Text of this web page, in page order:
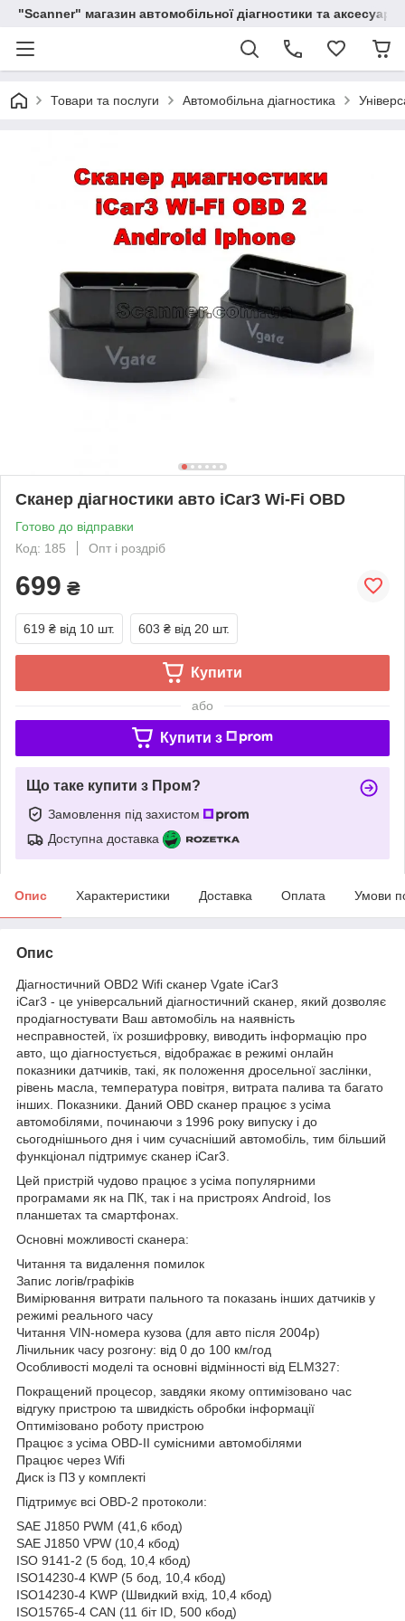
"Scanner" магазин автомобільної діагностики та аксесуарів
Товари та послуги Автомобільна діагностика
Сканер діагностики авто iCar3 Wi-Fi OBD
Готово до відправки
Код: 185
Опт і роздріб
699 ₴
619 ₴ від 10 шт. 603 ₴ від 20 шт.
Купити
або
Купити з
Що таке купити з Пром?
Замовлення під захистом
Доступна доставка
Опис Характеристики Доставка Оплата Умови
Опис
Діагностичний OBD2 Wifi сканер Vgate iCar3
iCar3 - це універсальний діагностичний сканер, який дозволяє
продіагностувати Ваш автомобіль на наявність
несправностей, їх розшифровку, виводить інформацію про
авто, що діагностується, відображає в режимі онлайн
показники датчиків, такі, як положення дросельної заслінки,
рівень масла, температура повітря, витрата палива та багато
інших. Показники. Даний OBD сканер працює з усіма
автомобілями, починаючи з 1996 року випуску і до
сьогоднішнього дня і чим сучасніший автомобіль, тим більший
функціонал підтримує сканер iCar3.
Цей пристрій чудово працює з усіма популярними
програмами як на ПК, так і на пристроях Android, Ios
планшетах та смартфонах.
Основні можливості сканера:
Читання та видалення помилок
Запис логів/графіків
Вимірювання витрати пального та показань інших датчиків у
режимі реального часу
Читання VIN-номера кузова (для авто після 2004р)
Лічильник часу розгону: від 0 до 100 км/год
Особливості моделі та основні відмінності від ELM327:
Покращений процесор, завдяки якому оптимізовано час
відгуку пристрою та швидкість обробки інформації
Оптимізовано роботу пристрою
Працює з усіма OBD-II сумісними автомобілями
Працює через Wifi
Диск із ПЗ у комплекті
Підтримує всі OBD-2 протоколи:
SAE J1850 PWM (41,6 кбод)
SAE J1850 VPW (10,4 кбод)
ISO 9141-2 (5 бод, 10,4 кбод)
ISO14230-4 KWP (5 бод, 10,4 кбод)
ISO14230-4 KWP (Швидкий вхід, 10,4 кбод)
ISO15765-4 CAN (11 біт ID, 500 кбод)